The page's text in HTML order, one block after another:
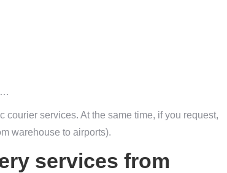
services. At the same time, if you request,
warehouse to airports).
services from